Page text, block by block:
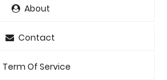
About
Contact
Term Of Service